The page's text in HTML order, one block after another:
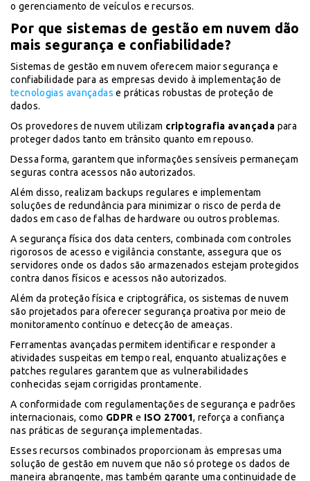
o gerenciamento de veículos e recursos.
Por que sistemas de gestão em nuvem dão
mais segurança e confiabilidade?
Sistemas de gestão em nuvem oferecem maior segurança e
confiabilidade para as empresas devido à implementação de
tecnologias avançadas e práticas robustas de proteção de
dados.
Os provedores de nuvem utilizam criptografia avançada para
proteger dados tanto em trânsito quanto em repouso.
Dessa forma, garantem que informações sensíveis permaneçam
seguras contra acessos não autorizados.
Além disso, realizam backups regulares e implementam
soluções de redundância para minimizar o risco de perda de
dados em caso de falhas de hardware ou outros problemas.
A segurança física dos data centers, combinada com controles
rigorosos de acesso e vigilância constante, assegura que os
servidores onde os dados são armazenados estejam protegidos
contra danos físicos e acessos não autorizados.
Além da proteção física e criptográfica, os sistemas de nuvem
são projetados para oferecer segurança proativa por meio de
monitoramento contínuo e detecção de ameaças.
Ferramentas avançadas permitem identificar e responder a
atividades suspeitas em tempo real, enquanto atualizações e
patches regulares garantem que as vulnerabilidades
conhecidas sejam corrigidas prontamente.
A conformidade com regulamentações de segurança e padrões
internacionais, como GDPR e ISO 27001, reforça a confiança
nas práticas de segurança implementadas.
Esses recursos combinados proporcionam às empresas uma
solução de gestão em nuvem que não só protege os dados de
maneira abrangente, mas também garante uma continuidade de